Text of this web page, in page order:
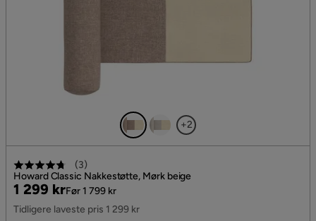
+2
(3)
Howard Classic Nakkestøtte, Mørk beige
Pris
1 299 kr
Original
Pris
Før 1 799 kr
Tidligere laveste pris 1 299 kr